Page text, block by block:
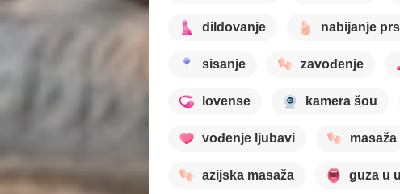
dildovanje nabijanje
sisanje zavođenje
lovense kamera šou
vođenje ljubavi masaža
azijska masaža guza u